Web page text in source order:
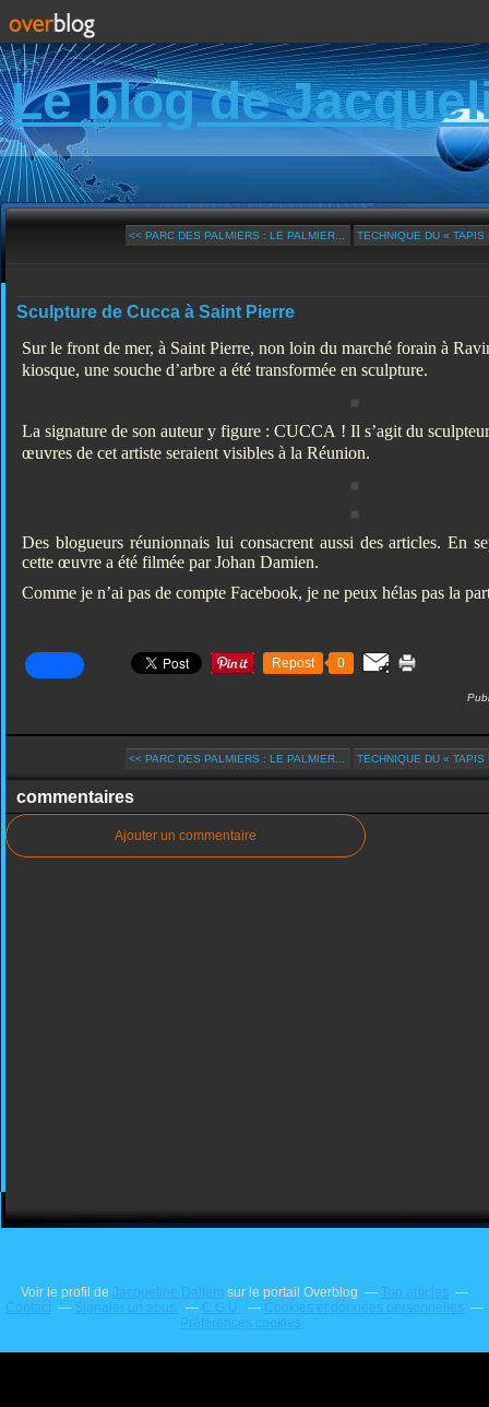
Le blog de
<< PARC DES PALMIERS : LE PALMIER... TECHNIQUE DU «
Sculpture de Cucca à Saint Pierre
Sur le front de mer, à Saint Pierre, non loin du marché forain à
kiosque, une souche d’arbre a été transformée en sculpture.
La signature de son auteur y figure : CUCCA ! Il s’agit du
œuvres de cet artiste seraient visibles à la Réunion.
Des blogueurs réunionnais lui consacrent aussi des articles. En
cette œuvre a été filmée par Johan Damien.
Comme je n’ai pas de compte Facebook, je ne peux hélas pas la
Repost 0
<< PARC DES PALMIERS : LE PALMIER... TECHNIQUE DU «
commentaires
Ajouter un commentaire
Voir le profil de Jacqueline Dallem sur le portail Overblog
Top articles
Contact
Signaler un abus C.G.U.
Cookies et données personnelles
Préférences cookies